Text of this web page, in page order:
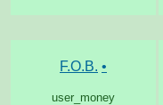
F.O.B. •
user_money